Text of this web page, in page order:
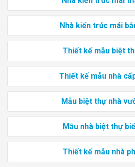
Nhà kiến trúc mái
Thiết kế mẫu biệt
Thiết kế mẫu nhà
Mẫu biệt thự nhà
Mẫu nhà biệt thự
Thiết kế mẫu nhà